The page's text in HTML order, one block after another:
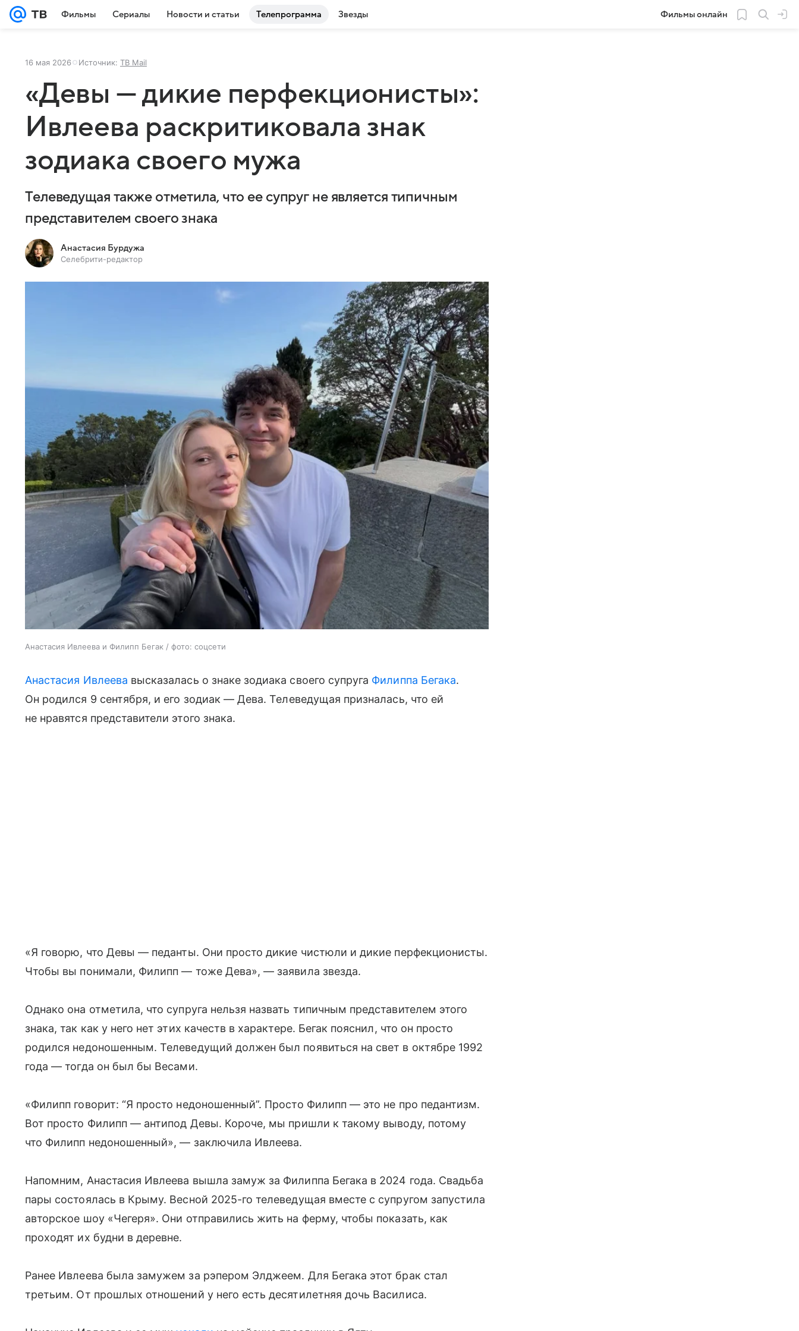
Фильмы Сериалы Новости и статьи Телепрограмма Звезды Фильмы онлайн
16 мая 2026 Источник: ТВ Mail
«Девы — дикие перфекционисты»:
Ивлеева раскритиковала знак
зодиака своего мужа
Телеведущая также отметила, что ее супруг не является типичным
представителем своего знака
Анастасия Бурдужа
Селебрити-редактор
Анастасия Ивлеева и Филипп Бегак / фото: соцсети
Анастасия Ивлеева высказалась о знаке зодиака своего супруга Филиппа Бегака.
Он родился 9 сентября, и его зодиак — Дева. Телеведущая призналась, что ей
не нравятся представители этого знака.
«Я говорю, что Девы — педанты. Они просто дикие чистюли и дикие перфекционисты.
Чтобы вы понимали, Филипп — тоже Дева», — заявила звезда.
Однако она отметила, что супруга нельзя назвать типичным представителем этого
знака, так как у него нет этих качеств в характере. Бегак пояснил, что он просто
родился недоношенным. Телеведущий должен был появиться на свет в октябре 1992
года — тогда он был бы Весами.
«Филипп говорит: “Я просто недоношенный”. Просто Филипп — это не про педантизм.
Вот просто Филипп — антипод Девы. Короче, мы пришли к такому выводу, потому
что Филипп недоношенный», — заключила Ивлеева.
Напомним, Анастасия Ивлеева вышла замуж за Филиппа Бегака в 2024 года. Свадьба
пары состоялась в Крыму. Весной 2025-го телеведущая вместе с супругом запустила
авторское шоу «Чегеря». Они отправились жить на ферму, чтобы показать, как
проходят их будни в деревне.
Ранее Ивлеева была замужем за рэпером Элджеем. Для Бегака этот брак стал
третьим. От прошлых отношений у него есть десятилетняя дочь Василиса.